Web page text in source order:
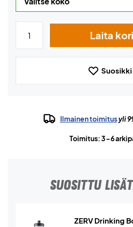
Laita
Suosikki
Ilmainen toimitusyli
Toimitus: 3-6
SUOSITTU
ZERV Drinking